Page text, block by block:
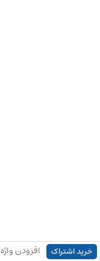
خرید اشتراک افزودن واژه